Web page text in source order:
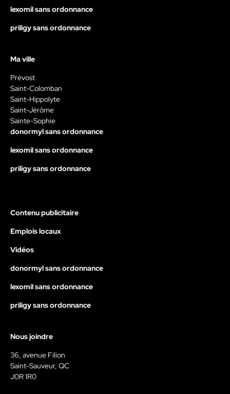
lexomil sans ordonnance
priligy sans ordonnance
Ma ville
Prévost
Saint-Colomban
Saint-Hippolyte
Saint-Jérôme
Sainte-Sophie
donormyl sans ordonnance
lexomil sans ordonnance
priligy sans ordonnance
Contenu publicitaire
Emplois locaux
Vidéos
donormyl sans ordonnance
lexomil sans ordonnance
priligy sans ordonnance
Nous joindre
36, avenue Filion
Saint-Sauveur, QC
J0R 1R0